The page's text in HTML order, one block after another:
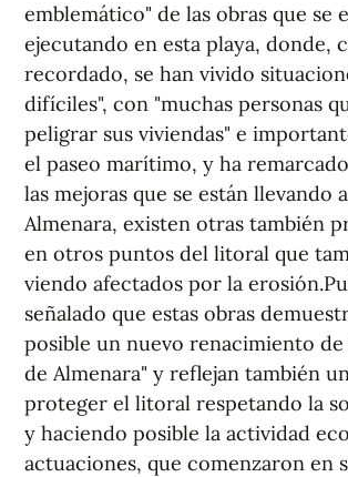
emblemático" de las obras que se
ejecutando en esta playa, donde,
recordado, se han vivido
difíciles", con "muchas personas
peligrar sus viviendas" e
el paseo marítimo, y ha
las mejoras que se están llevando
Almenara, existen otras también
en otros puntos del litoral que
viendo afectados por la
señalado que estas obras
posible un nuevo renacimiento de
de Almenara" y reflejan también
proteger el litoral respetando la
y haciendo posible la actividad
actuaciones, que comenzaron en